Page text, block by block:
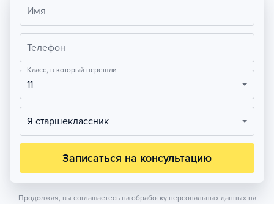
Имя
Телефон
Класс, в который перешли
11
Я старшеклассник
Записаться на консультацию
Продолжая, вы соглашаетесь на обработку персональных данных на